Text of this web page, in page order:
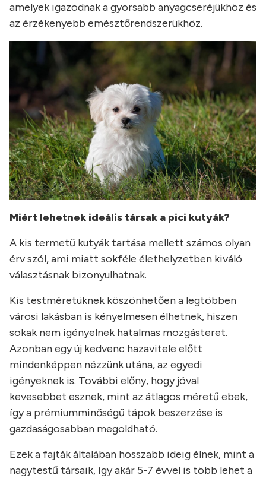
amelyek igazodnak a gyorsabb anyagcseréjükhöz és
az érzékenyebb emésztőrendszerükhöz.
Miért lehetnek ideális társak a pici kutyák?
A kis termetű kutyák tartása mellett számos olyan
érv szól, ami miatt sokféle élethelyzetben kiváló
választásnak bizonyulhatnak.
Kis testméretüknek köszönhetően a legtöbben
városi lakásban is kényelmesen élhetnek, hiszen
sokak nem igényelnek hatalmas mozgásteret.
Azonban egy új kedvenc hazavitele előtt
mindenképpen nézzünk utána, az egyedi
igényeknek is. További előny, hogy jóval
kevesebbet esznek, mint az átlagos méretű ebek,
így a prémiumminőségű tápok beszerzése is
gazdaságosabban megoldható.
Ezek a fajták általában hosszabb ideig élnek, mint a
nagytestű társaik, így akár 5-7 évvel is több lehet a